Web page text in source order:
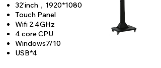
32'inch ， 1920*1080
Touch Panel
Wifi 2.4GHz
4 core CPU
Windows7/10
USB*4